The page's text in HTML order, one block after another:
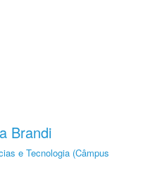
Brandi
e Tecnologia (Câmpus